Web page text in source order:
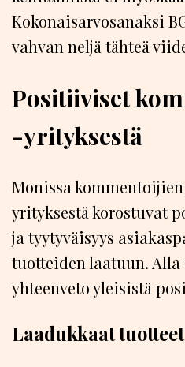
Kokonaisarvosanaksi
vahvan neljä tähteä
Positiiviset
-yrityksestä
Monissa
yrityksestä korostuvat
ja tyytyväisyys
tuotteiden laatuun. Alla
yhteenveto yleisistä
Laadukkaat